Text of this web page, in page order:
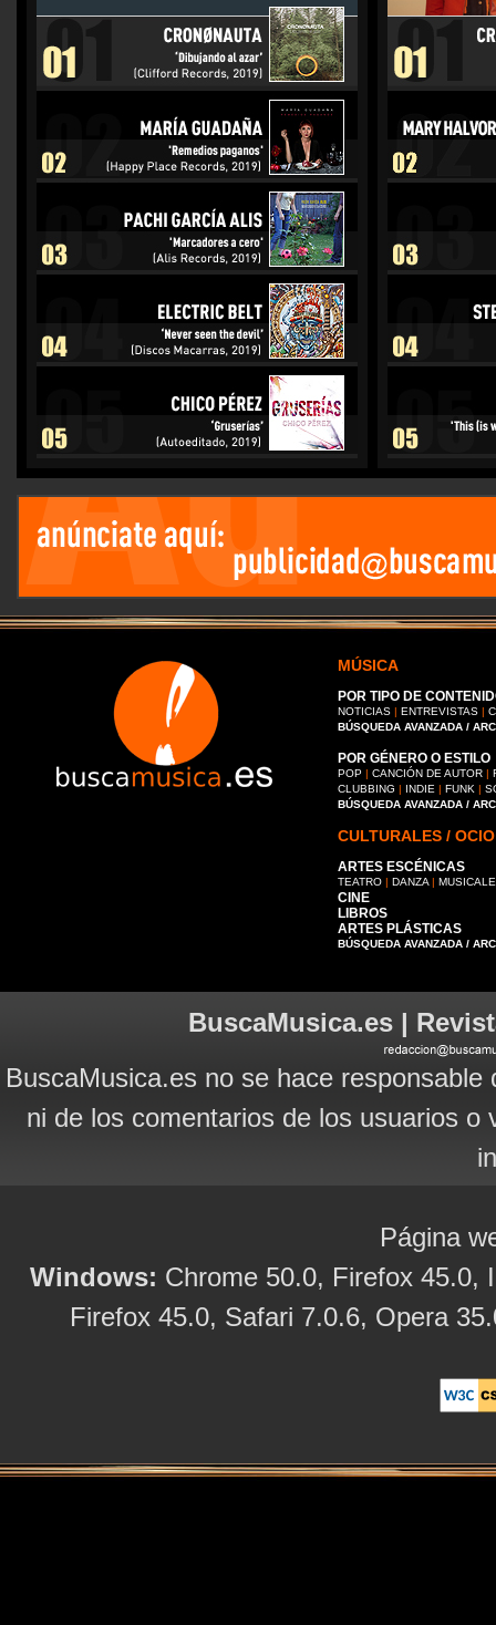
MÚSICA
POR TIPO DE
NOTICIAS | ENTREVISTAS |
BÚSQUEDA AVANZADA /
POR GÉNERO O ESTILO
POP | CANCIÓN DE AUTOR |
CLUBBING | INDIE | FUNK |
BÚSQUEDA AVANZADA /
CULTURALES / OCIO
ARTES ESCÉNICAS
TEATRO | DANZA |
CINE
LIBROS
ARTES PLÁSTICAS
BÚSQUEDA AVANZADA /
BuscaMusica.es |
BuscaMusica.es no se hace
ni de los comentarios de los usuarios
Página
Windows: Chrome 50.0, Firefox 45.0,
Firefox 45.0, Safari 7.0.6, Opera